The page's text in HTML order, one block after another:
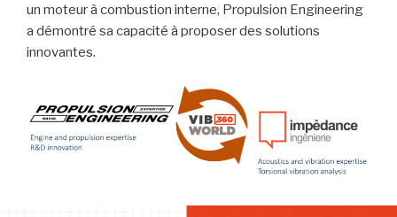
un moteur à combustion interne, Propulsion Engineering
a démontré sa capacité à proposer des solutions
innovantes.